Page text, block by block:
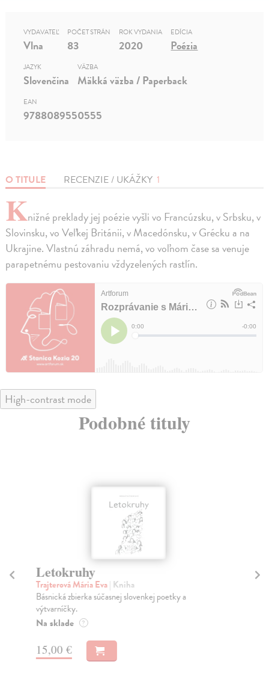
O TITULE RECENZIE / UKÁŽKY 1
Knižné preklady jej poézie vyšli vo Francúzsku, v Srbsku, v
Slovinsku, vo Veľkej Británii, v Macedónsku, v Grécku a na
Ukrajine. Vlastnú záhradu nemá, vo voľnom čase sa venuje
parapetnému pestovaniu vždyzelených rastlín.
VYDAVATEĽ
Vlna
POČET STRÁN
83
ROK VYDANIA
2020
EDÍCIA
Poézia
JAZYK
Slovenčina
VÄZBA
Mäkká väzba / Paperback
EAN
9788089550555
High-contrast mode
Podobné tituly
Letokruhy
Trajterová Mária Eva| Kniha
Básnická zbierka súčasnej slovenkej poetky a
výtvarníčky.
Na sklade ?
15,00 €